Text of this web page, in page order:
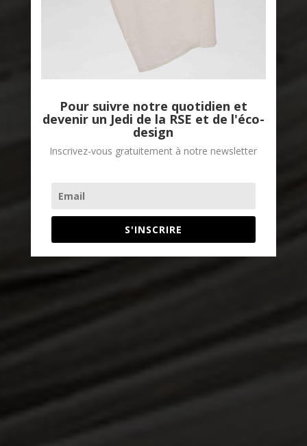
Pour suivre notre quotidien et
devenir un Jedi de la RSE et de l'éco-
design
Inscrivez-vous gratuitement à notre newsletter
S'INSCRIRE